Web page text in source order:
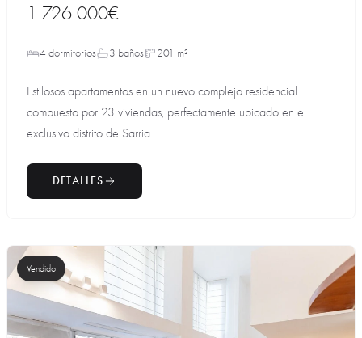
1 726 000€
4 dormitorios 3 baños 201 m²
Estilosos apartamentos en un nuevo complejo residencial
compuesto por 23 viviendas, perfectamente ubicado en el
exclusivo distrito de Sarria...
DETALLES
Vendido